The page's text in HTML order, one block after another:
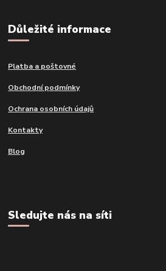
Důležité informace
Platba a poštovné
Obchodní podmínky
Ochrana osobních údajů
Kontakty
Blog
Sledujte nás na síti